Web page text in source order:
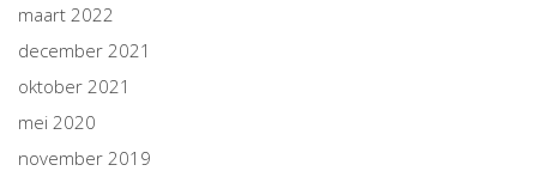
maart 2022
december 2021
oktober 2021
mei 2020
november 2019